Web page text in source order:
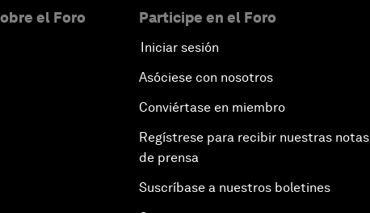
el Foro Participe en el Foro
Iniciar sesión
Asóciese con nosotros
Conviértase en miembro
Regístrese para recibir nuestras notas
de prensa
Suscríbase a nuestros boletines